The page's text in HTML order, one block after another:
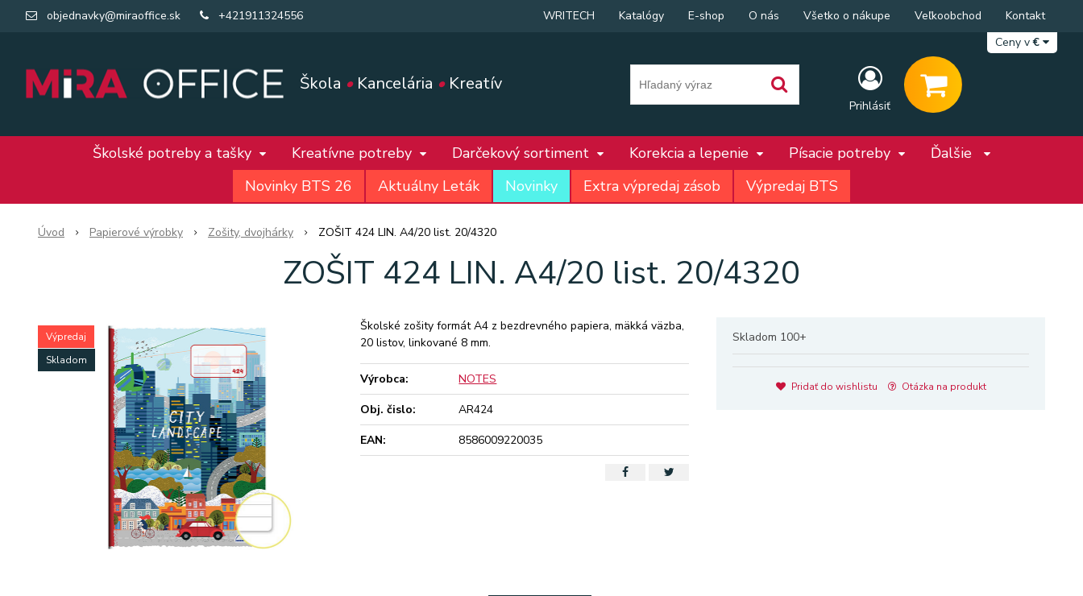
Škola •Kancelária •Kreatív
objednavky@miraoffice.sk +421911324556
Prihlásiť
WRITECH Katalógy E-shop O nás Všetko o nákupe Veľkoobchod
Kontakt
Ceny v€
Školské potreby a tašky Kreatívne potreby Darčekový sortiment Korekcia a lepenie Písacie potreby
Ďalšie
Novinky BTS 26
Aktuálny Leták Novinky Extra výpredaj zásob Výpredaj BTS
Úvod Papierové výrobky Zošity, dvojhárky ZOŠIT 424 LIN. A4/20 list. 20/4320
ZOŠIT 424 LIN. A4/20 list. 20/4320
Výpredaj
Skladom
Skladom 100+
Pridať do wishlistu Otázka na produkt
Školské zošity formát A4 z bezdrevného papiera, mäkká väzba,
20 listov, linkované 8 mm.
Výrobca:
NOTES
Obj. čislo:
AR424
EAN:
8586009220035